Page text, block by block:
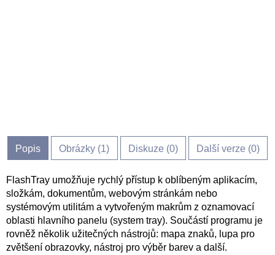
Popis Obrázky (1) Diskuze (0) Další verze (0)
FlashTray umožňuje rychlý přístup k oblíbeným aplikacím,
složkám, dokumentům, webovým stránkám nebo
systémovým utilitám a vytvořeným makrům z oznamovací
oblasti hlavního panelu (system tray). Součástí programu je
rovněž několik užitečných nástrojů: mapa znaků, lupa pro
zvětšení obrazovky, nástroj pro výběr barev a další.